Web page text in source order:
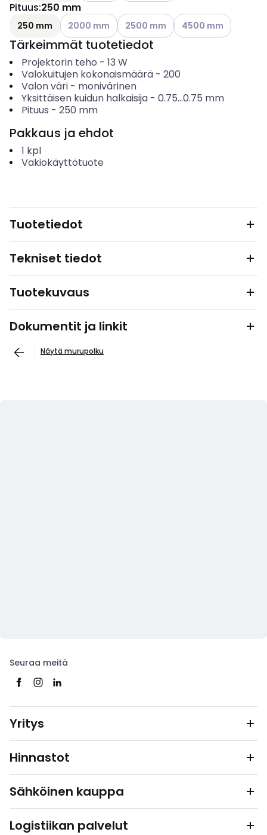
Pituus:250 mm
250 mm Katso käytettävissä olevat vaihtoehdot
2000 mm Katso käytettävissä olevat
2500 mm Katso käytettävissä
4500 mm
Tärkeimmät tuotetiedot
Projektorin teho - 13 W
Valokuitujen kokonaismäärä- 200
Valon väri- monivärinen
Yksittäisen kuidun halkaisija- 0.75...0.75 mm
Pituus - 250 mm
Pakkaus ja ehdot
1 kpl
Vakiokäyttötuote
Tuotetiedot
Tekniset tiedot
Tuotekuvaus
Dokumentit ja linkit
Näytä murupolku
Seuraa meitä
Yritys
Hinnastot
Sähköinen kauppa
Logistiikan palvelut